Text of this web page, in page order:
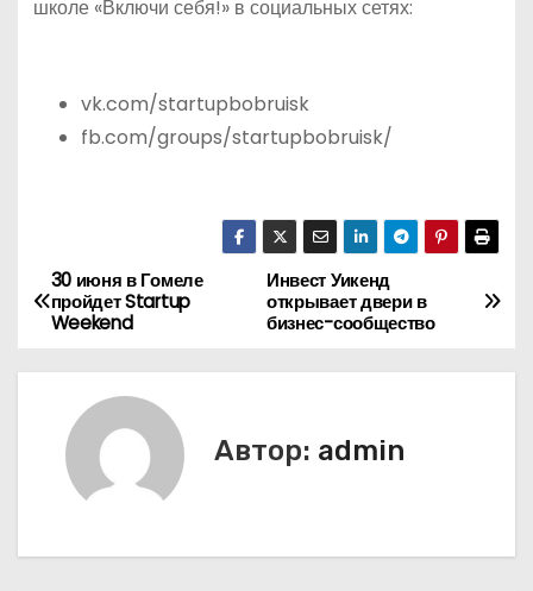
школе «Включи себя!» в социальных сетях:
vk.com/startupbobruisk
fb.com/groups/startupbobruisk/
Н
Инвест Уикенд
открывает двери в
бизнес-сообщество
30 июня в Гомеле
пройдет Startup
Weekend
Автор: admin